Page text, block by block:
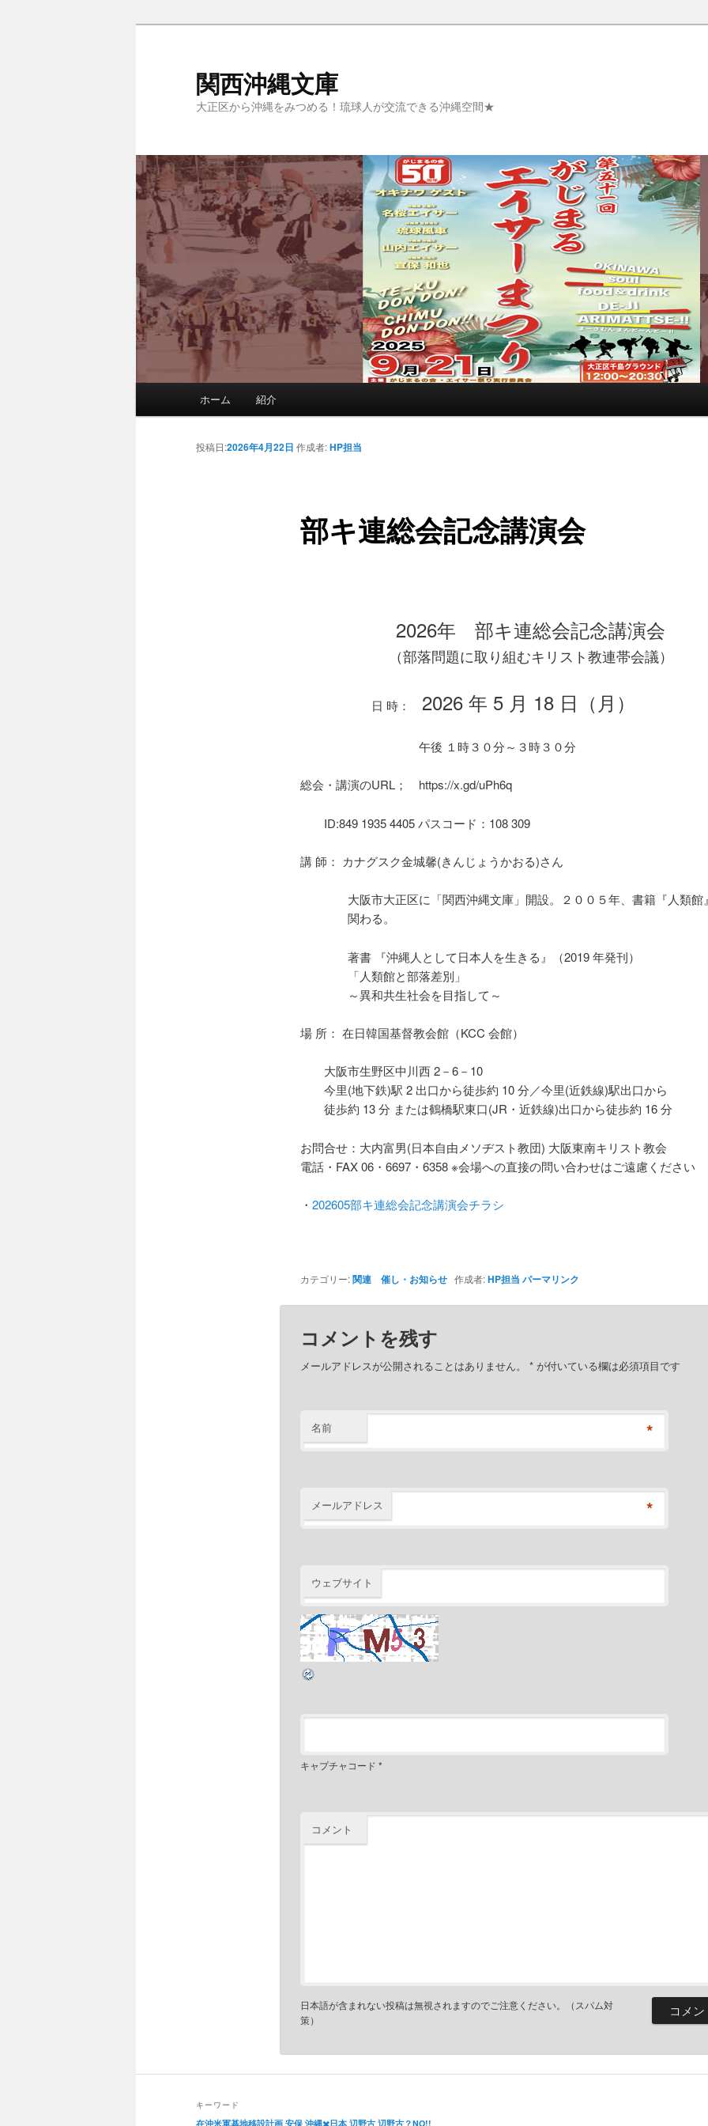
関西沖縄文庫
大正区から沖縄をみつめる！琉球人が交流できる沖縄空間★
メインコンテンツへ移動
サブコンテンツへ移動
ホーム 紹介
部キ連総会記念講演会
投稿日:2026年4月22日 作成者:HP担当
2026年 部キ連総会記念講演会
（部落問題に取り組むキリスト教連帯会議）
日 時： 2026 年 5 月 18 日（月）
午後 １時３０分～３時３０分
総会・講演のURL； https://x.gd/uPh6q
ID:849 1935 4405 パスコード：108 309
講 師： カナグスク金城馨(きんじょうかおる)さん
大阪市大正区に「関西沖縄文庫」開設。２００５年、書籍『人類館
関わる。
著書 『沖縄人として日本人を生きる』（2019 年発刊）
「人類館と部落差別」
～異和共生社会を目指して～
場 所： 在日韓国基督教会館（KCC 会館）
大阪市生野区中川西 2－6－10
今里(地下鉄)駅 2 出口から徒歩約 10 分／今里(近鉄線)駅出口から
徒歩約 13 分 または鶴橋駅東口(JR・近鉄線)出口から徒歩約 16 分
お問合せ：大内富男(日本自由メソヂスト教団) 大阪東南キリスト教会
電話・FAX 06・6697・6358 ※会場への直接の問い合わせはご遠慮ください
・ 202605部キ連総会記念講演会チラシ
カテゴリー:関連 催し・お知らせ作成者:HP担当 パーマリンク
コメントを残す
メールアドレスが公開されることはありません。 *が付いている欄は必須項目です
名前 *
メールアドレス *
ウェブサイト
キャプチャコード *
コメント
日本語が含まれない投稿は無視されますのでご注意ください。（スパム対
策）
キーワード
在沖米軍基地移設計画 安保 沖縄✖️日本 辺野古 辺野古？NO!!